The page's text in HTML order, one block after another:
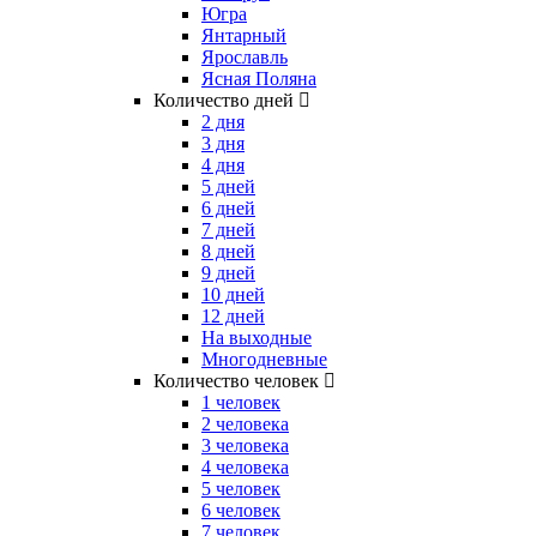
Югра
Янтарный
Ярославль
Ясная Поляна
Количество дней
2 дня
3 дня
4 дня
5 дней
6 дней
7 дней
8 дней
9 дней
10 дней
12 дней
На выходные
Многодневные
Количество человек
1 человек
2 человека
3 человека
4 человека
5 человек
6 человек
7 человек